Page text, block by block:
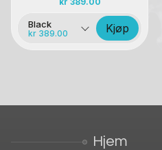
Black
kr 389.00 Kjøp
Hjem